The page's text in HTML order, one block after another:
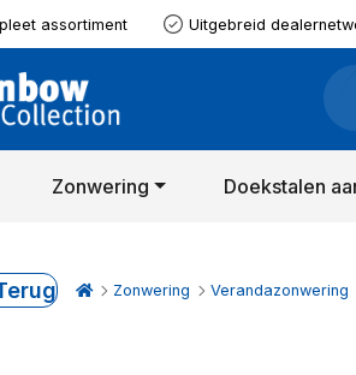
assortiment Uitgebreid
Zonwering Doekstalen
Zonwering Verandazonwering